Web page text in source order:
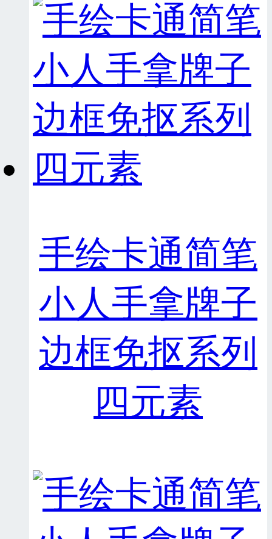
手绘卡通简笔
小人手拿牌子
边框免抠系列
四元素